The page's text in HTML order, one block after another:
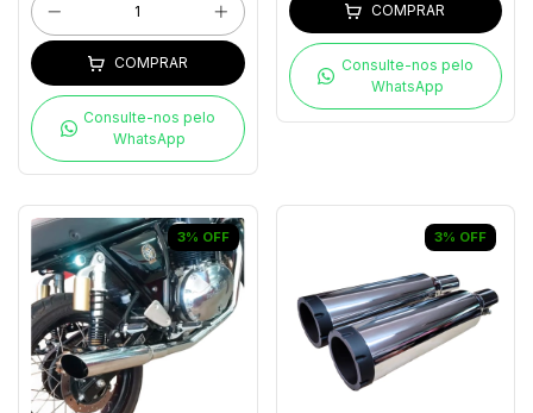
COMPRAR
Consulte-nos pelo
WhatsApp
COMPRAR
Consulte-nos pelo
WhatsApp
3% OFF 3% OFF